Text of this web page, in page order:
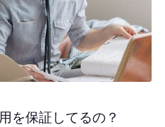
を保証してるの？